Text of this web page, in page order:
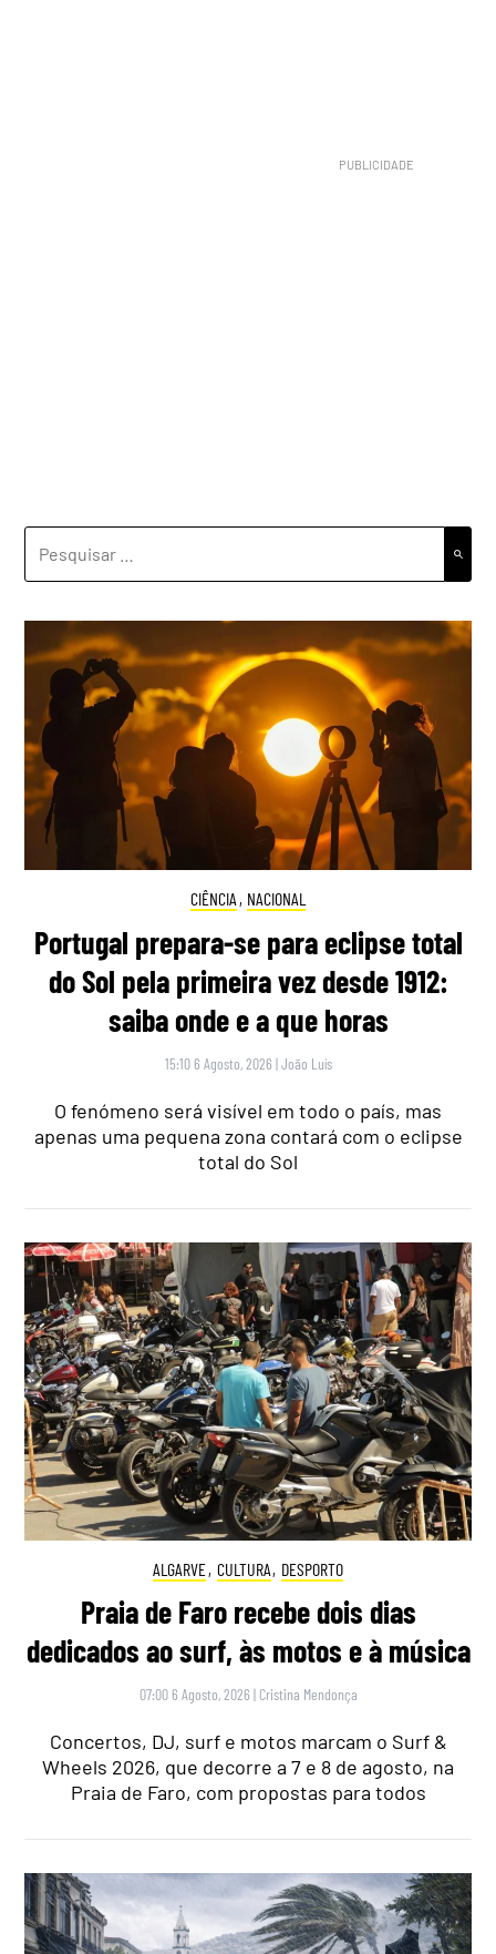
POR:
CIÊNCIA , NACIONAL
Portugal prepara-se para eclipse total
do Sol pela primeira vez desde 1912:
saiba onde e a que horas
15:10 6 Agosto, 2026 |João Luís
O fenómeno será visível em todo o país, mas
apenas uma pequena zona contará com o eclipse
total do Sol
ALGARVE, CULTURA, DESPORTO
Praia de Faro recebe dois dias
dedicados ao surf, às motos e à música
07:00 6 Agosto, 2026 | Cristina Mendonça
Concertos, DJ, surf e motos marcam o Surf &
Wheels 2026, que decorre a 7 e 8 de agosto, na
Praia de Faro, com propostas para todos